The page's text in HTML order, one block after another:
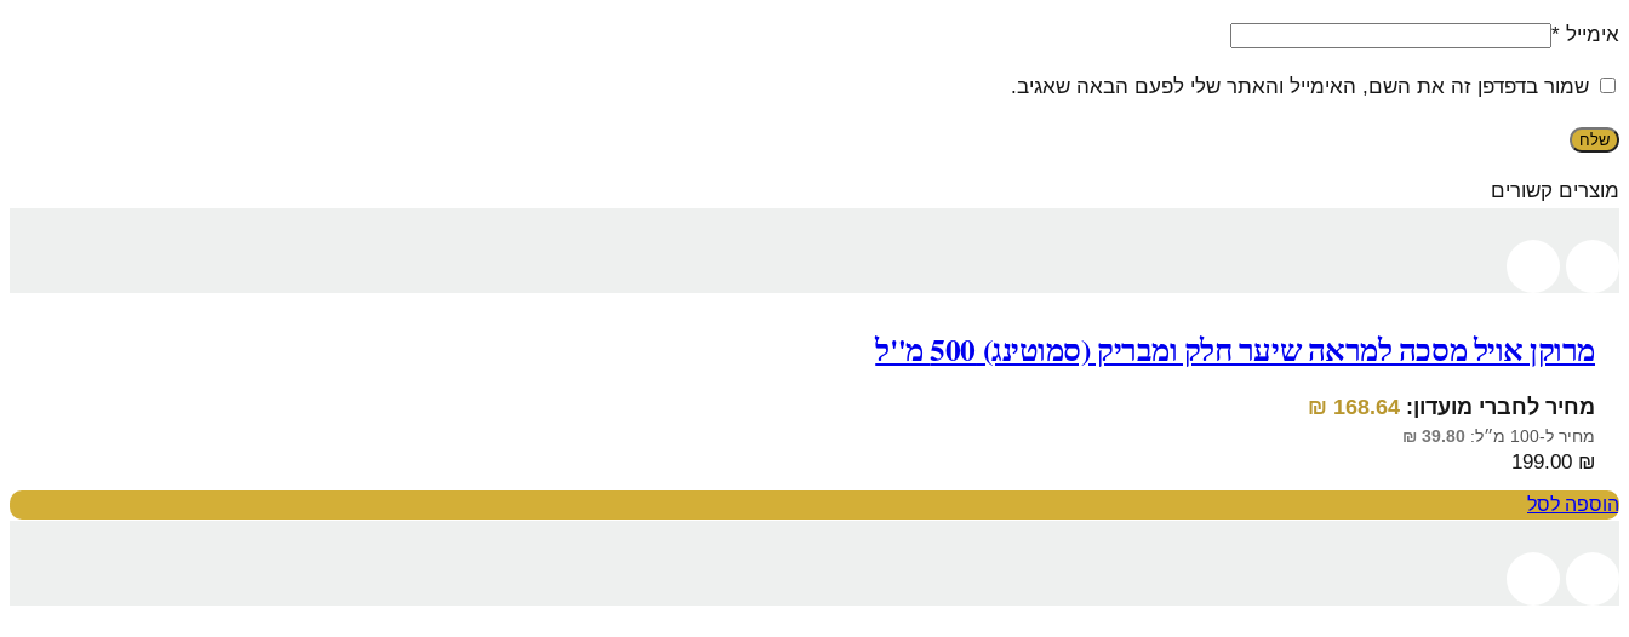
אימייל *
שמור בדפדפן זה את השם, האימייל והאתר שלי לפעם הבאה שאגיב.
מוצרים קשורים
הוספה לסל
מרוקן אויל מסכה למראה שיער חלק ומבריק (סמוטינג) 500 מ"ל
מחיר לחברי מועדון: 168.64
₪
מחיר ל-100 מ״ל: 39.80
₪
199.00 ₪